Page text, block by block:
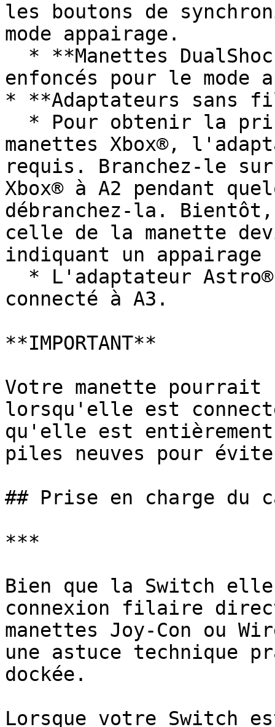
les boutons de
mode appairage.
enfoncés pour le mode
* **Adaptateurs sans
manettes Xbox®,
requis. Branchez-le
Xbox® à A2 pendant
débranchez-la.
celle de la manette
indiquant un
connecté à A3.
**IMPORTANT**
Votre manette pourrait
lorsqu'elle est
qu'elle est entièrement
piles neuves pour
## Prise en charge du
***
Bien que la Switch
connexion filaire
manettes Joy-Con ou
une astuce technique
dockée.
Lorsque votre Switch